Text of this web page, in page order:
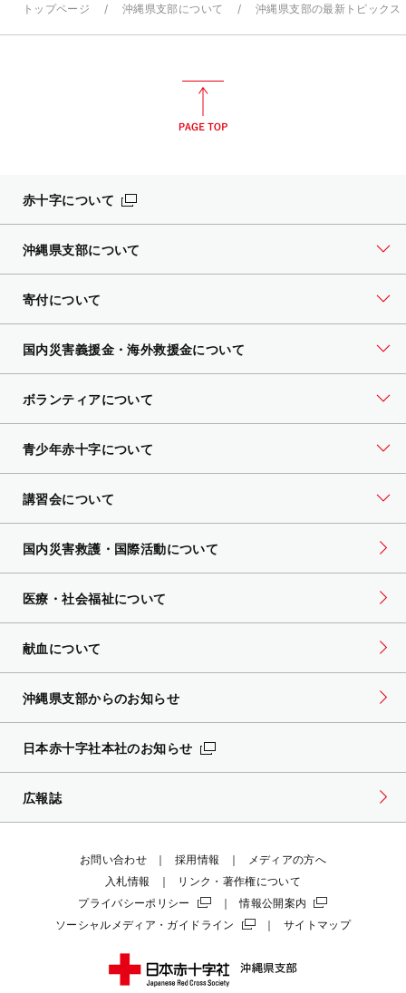
トップページ 沖縄県支部について 沖縄県支部の最新トピックス
赤十字について
沖縄県支部について
寄付について
国内災害義援金・海外救援金について
ボランティアについて
青少年赤十字について
講習会について
国内災害救護・国際活動について
医療・社会福祉について
献血について
沖縄県支部からのお知らせ
日本赤十字社本社のお知らせ
広報誌
お問い合わせ 採用情報
メディアの方へ
入札情報
リンク・著作権について
プライバシーポリシー
情報公開案内
ソーシャルメディア・ガイドライン
サイトマップ